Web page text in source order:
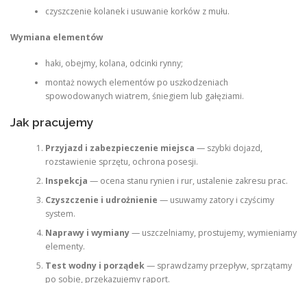
czyszczenie kolanek i usuwanie korków z mułu.
Wymiana elementów
haki, obejmy, kolana, odcinki rynny;
montaż nowych elementów po uszkodzeniach
spowodowanych wiatrem, śniegiem lub gałęziami.
Jak pracujemy
Przyjazd i zabezpieczenie miejsca — szybki dojazd,
rozstawienie sprzętu, ochrona posesji.
Inspekcja — ocena stanu rynien i rur, ustalenie zakresu prac.
Czyszczenie i udrożnienie — usuwamy zatory i czyścimy
system.
Naprawy i wymiany— uszczelniamy, prostujemy, wymieniamy
elementy.
Test wodny i porządek— sprawdzamy przepływ, sprzątamy
po sobie, przekazujemy raport.